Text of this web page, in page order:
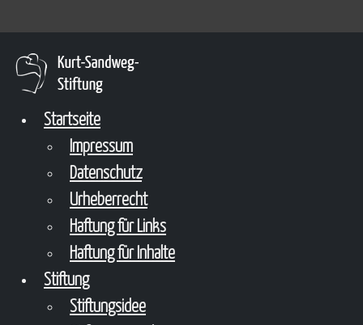
Startseite
Impressum
Datenschutz
Urheberrecht
Haftung für Links
Haftung für Inhalte
Stiftung
Stiftungsidee